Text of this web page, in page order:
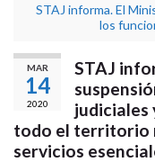
STAJ informa. El
los
MAR
14
2020
STAJ
judiciales
todo el territorio
servicios